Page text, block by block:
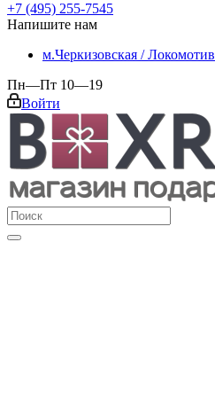
+7 (495) 255-7545
Напишите нам
м.Черкизовская / Локомотив
Пн—Пт 10—19
Войти